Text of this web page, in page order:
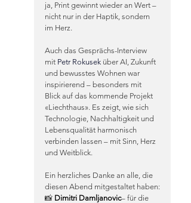
ja, Print gewinnt wieder an Wert –
nicht nur in der Haptik, sondern
im Herz.
Auch das Gesprächs-Interview
mit Petr Rokusek über AI, Zukunft
und bewusstes Wohnen war
inspirierend – besonders mit
Blick auf das kommende Projekt
«Liechthaus». Es zeigt, wie sich
Technologie, Nachhaltigkeit und
Lebensqualität harmonisch
verbinden lassen – mit Sinn, Herz
und Weitblick.
Ein herzliches Danke an alle, die
diesen Abend mitgestaltet haben:
📸 Dimitri Damljanovic– für die